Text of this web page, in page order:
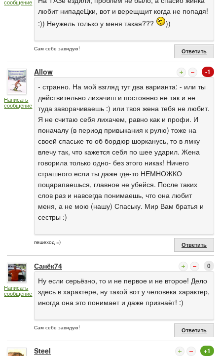
сообщение
любит нипадеЦки, вот и верещщит когда не попадя!
:)) Неужель только у меня такая???
))
Сам себе завидую! Ответить
Написать
сообщение
Allow -1
- странно. На мой взгляд тут два варианта: - или ты
действительно лихачиш и постоянно не так и не
туда заворачиваешь :) или твоя жена тебя не любит.
Я не считаю себя лихачем, равно как и профи. И
поначалу (в период привыкания к рулю) тоже на
своей спаське то об бордюр шорканусь, то в ямку
влечу так, что кажется себя по шее ударил. Жена
говорила только одно- без этого никак! Ничего
страшного если ты даже где-то НЕМНОЖКО
поцарапаешься, главное не убейся. После таких
слов раз и навсегда понимаешь, что она любит
меня, а не мою (нашу) Спаську. Мир Вам братья и
сестры :)
пешеход =) Ответить
Написать
сообщение
Санёк74 0
Ну если серьёзно, то и не первое и не второе! Дело
здесь в характере, ну такой вот у человека характер,
иногда она это понимает и даже признаёт! :)
Сам себе завидую! Ответить
Steel +1